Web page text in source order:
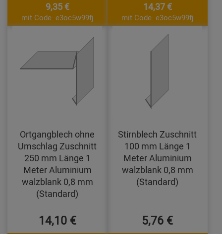
9,35 €
mit Code: e3oc5w99fj
14,37 €
mit Code: e3oc5w99fj
Ortgangblech ohne
Umschlag Zuschnitt
250 mm Länge 1
Meter Aluminium
walzblank 0,8 mm
(Standard)
14,10 €
Stirnblech Zuschnitt
100 mm Länge 1
Meter Aluminium
walzblank 0,8 mm
(Standard)
5,76 €